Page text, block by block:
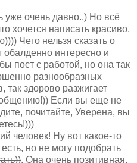
уже очень давно..) Но всё
хочется написать красиво,
Чего нельзя сказать о
обалденно интересно и
пост с работой, но она так
разнообразных
так здорово разжигает
общению!)) Если вы еще не
почитайте, Уверена, вы
человек! Ну вот какое-то
но не могу подобрать
. Она очень позитивная,